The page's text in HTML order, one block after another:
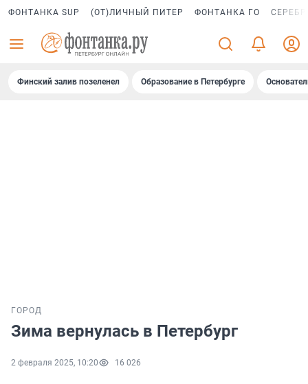
ФОНТАНКА SUP (ОТ)ЛИЧНЫЙ ПИТЕР ФОНТАНКА ГО
Финский залив позеленел Образование в Петербурге
ГОРОД
Зима вернулась в Петербург
2 февраля 2025, 10:20 16 026